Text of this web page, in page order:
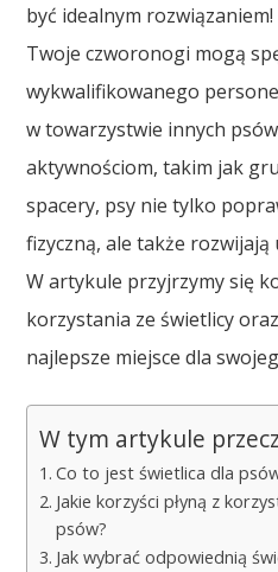
być idealnym
Twoje czworonogi mogą
wykwalifikowanego
w towarzystwie innych
aktywnościom, takim jak
spacery, psy nie tylko
fizyczną, ale także rozwijają
W artykule przyjrzymy się
korzystania ze świetlicy
najlepsze miejsce dla
W tym artykule
Co to jest świetlica dla
Jakie korzyści płyną z
psów?
Jak wybrać odpowiednią